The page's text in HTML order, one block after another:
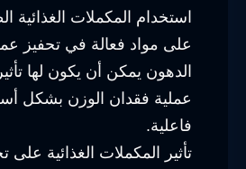
استخدام المكملات الغذائية
على مواد فعالة في تحفيز
الدهون يمكن أن يكون لها
عملية فقدان الوزن بشكل
فاعلية.
تأثير المكملات الغذائية على